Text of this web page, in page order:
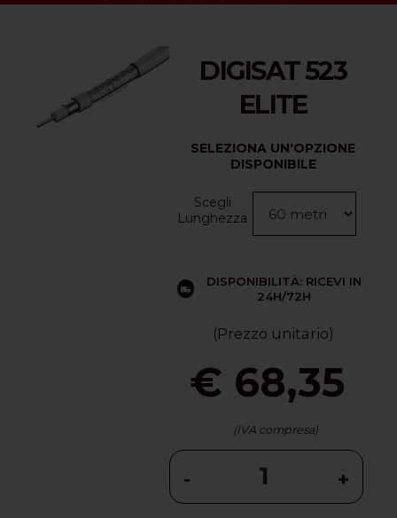
DIGISAT 523
ELITE
SELEZIONA UN'OPZIONE
DISPONIBILE
Scegli
Lunghezza
DISPONIBILITÀ: RICEVI IN
24H/72H
(Prezzo unitario)
€ 68,35
(IVA compresa)
- +